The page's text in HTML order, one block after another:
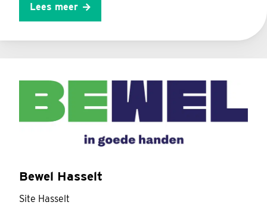
Lees meer
Bewel Hasselt
Site Hasselt